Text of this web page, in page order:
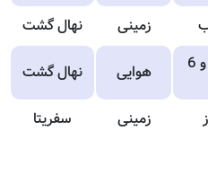
زمینی
نهال گشت
5 شب و 6
هوایی نهال گشت
زمینی سفریتا